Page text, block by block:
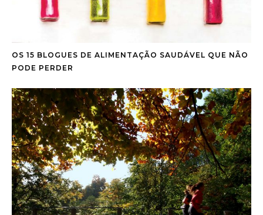
OS 15 BLOGUES DE ALIMENTAÇÃO SAUDÁVEL QUE NÃO
PODE PERDER